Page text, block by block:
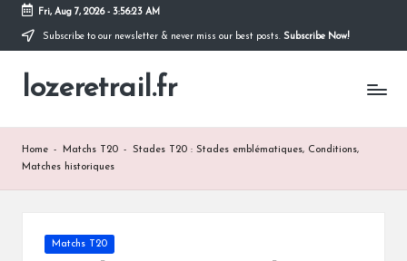
Skip
content
Fri, Aug 7, 2026- 3:56:24 AM
Subscribe to our newsletter & never miss our best posts. Subscribe Now!
lozeretrail.fr
Home - Matchs T20 -
Stades T20 : Stades emblématiques, Conditions,
Matches historiques
Posted
Matchs T20